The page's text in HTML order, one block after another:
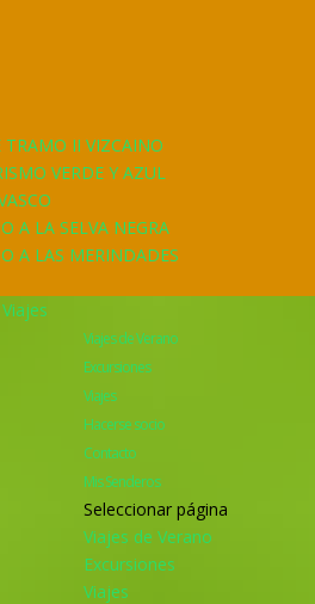
II VIZCAINO
VERDE Y AZUL
A LA SELVA NEGRA
A LAS MERINDADES
Viajes de Verano
Excursiones
Viajes
Hacerse socio
Contacto
Mis Senderos
Seleccionar página
Viajes de Verano
Excursiones
Viajes